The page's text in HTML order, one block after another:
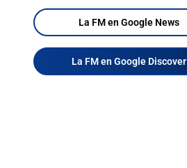
La FM en Google News
La FM en Google Discover